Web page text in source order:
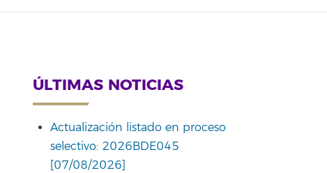
ÚLTIMAS NOTICIAS
Actualización listado en proceso
selectivo: 2026BDE045
[07/08/2026]